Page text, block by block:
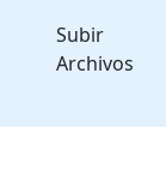
Subir
Archivos